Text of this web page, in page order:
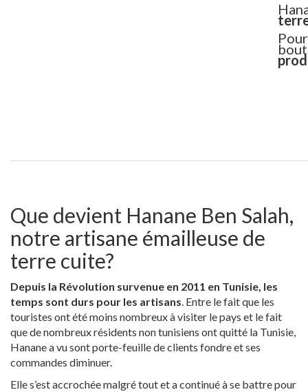
Que devient Hanane Ben Salah,
notre artisane émailleuse de
terre cuite?
Depuis la Révolution survenue en 2011 en Tunisie, les
temps sont durs pour les artisans. Entre le fait que les
touristes ont été moins nombreux à visiter le pays et le fait
que de nombreux résidents non tunisiens ont quitté la Tunisie,
Hanane a vu sont porte-feuille de clients fondre et ses
commandes diminuer.
Elle s’est accrochée malgré tout et a continué à se battre pour